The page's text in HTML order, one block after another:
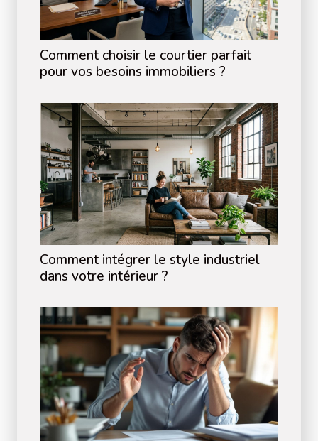
Comment choisir le courtier parfait
pour vos besoins immobiliers ?
Comment intégrer le style industriel
dans votre intérieur ?